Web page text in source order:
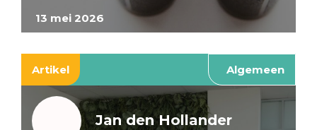
13 mei 2026
Artikel Algemeen
Jan den Hollander